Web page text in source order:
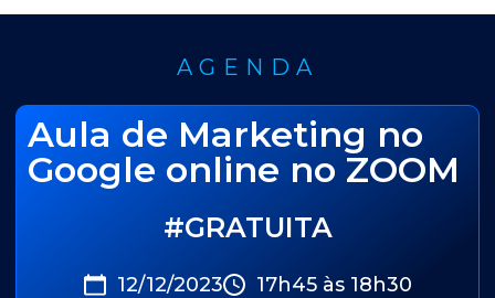
AGENDA
Aula de Marketing no
Google online no ZOOM
#GRATUITA
12/12/2023 17h45 às 18h30